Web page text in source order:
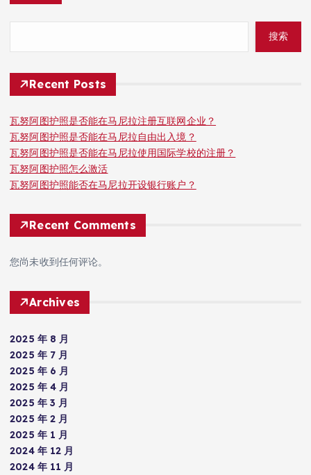
搜索
Recent Posts
瓦努阿图护照是否能在马尼拉注册互联网企业？
瓦努阿图护照是否能在马尼拉自由出入境？
瓦努阿图护照是否能在马尼拉使用国际学校的注册？
瓦努阿图护照怎么激活
瓦努阿图护照能否在马尼拉开设银行账户？
Recent Comments
您尚未收到任何评论。
Archives
2025 年 8 月
2025 年 7 月
2025 年 6 月
2025 年 4 月
2025 年 3 月
2025 年 2 月
2025 年 1 月
2024 年 12 月
2024 年 11 月